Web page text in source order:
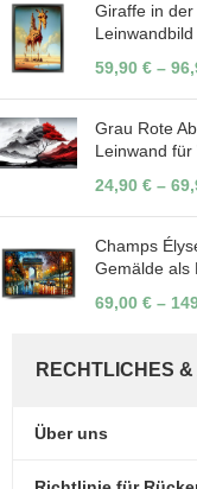
Giraffe in
59,90 € –
Grau Rote
Leinwand
24,90 € –
Champs
Gemälde als
69,00 € –
RECHTLICHES
Über uns